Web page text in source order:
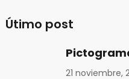
Útimo post
21 noviembre,